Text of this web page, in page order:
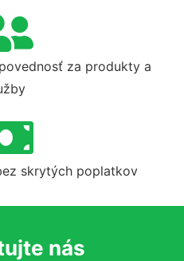
za produkty a
skrytých poplatkov
nás